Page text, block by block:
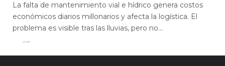
La falta de mantenimiento vial e hídrico genera costos
económicos diarios millonarios y afecta la logística. El
problema es visible tras las lluvias, pero no...
Leer Más